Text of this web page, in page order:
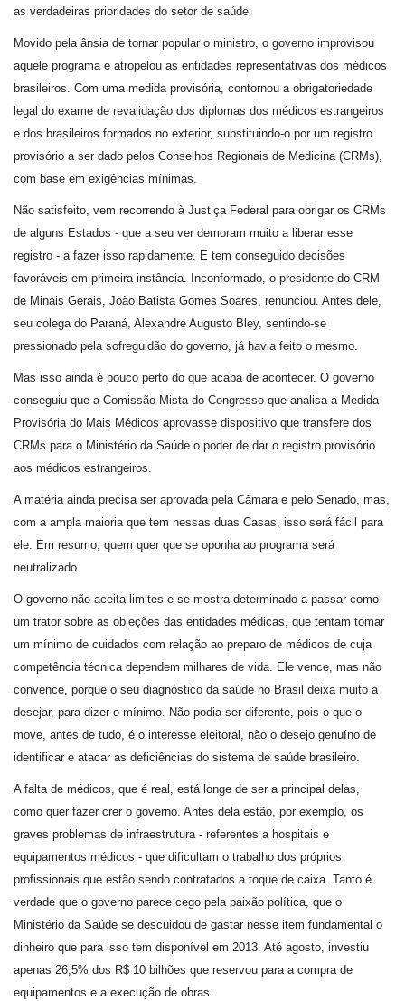
as verdadeiras prioridades do setor de saúde.
Movido pela ânsia de tornar popular o ministro, o governo improvisou
aquele programa e atropelou as entidades representativas dos médicos
brasileiros. Com uma medida provisória, contornou a obrigatoriedade
legal do exame de revalidação dos diplomas dos médicos estrangeiros
e dos brasileiros formados no exterior, substituindo-o por um registro
provisório a ser dado pelos Conselhos Regionais de Medicina (CRMs),
com base em exigências mínimas.
Não satisfeito, vem recorrendo à Justiça Federal para obrigar os CRMs
de alguns Estados - que a seu ver demoram muito a liberar esse
registro - a fazer isso rapidamente. E tem conseguido decisões
favoráveis em primeira instância. Inconformado, o presidente do CRM
de Minais Gerais, João Batista Gomes Soares, renunciou. Antes dele,
seu colega do Paraná, Alexandre Augusto Bley, sentindo-se
pressionado pela sofreguidão do governo, já havia feito o mesmo.
Mas isso ainda é pouco perto do que acaba de acontecer. O governo
conseguiu que a Comissão Mista do Congresso que analisa a Medida
Provisória do Mais Médicos aprovasse dispositivo que transfere dos
CRMs para o Ministério da Saúde o poder de dar o registro provisório
aos médicos estrangeiros.
A matéria ainda precisa ser aprovada pela Câmara e pelo Senado, mas,
com a ampla maioria que tem nessas duas Casas, isso será fácil para
ele. Em resumo, quem quer que se oponha ao programa será
neutralizado.
O governo não aceita limites e se mostra determinado a passar como
um trator sobre as objeções das entidades médicas, que tentam tomar
um mínimo de cuidados com relação ao preparo de médicos de cuja
competência técnica dependem milhares de vida. Ele vence, mas não
convence, porque o seu diagnóstico da saúde no Brasil deixa muito a
desejar, para dizer o mínimo. Não podia ser diferente, pois o que o
move, antes de tudo, é o interesse eleitoral, não o desejo genuíno de
identificar e atacar as deficiências do sistema de saúde brasileiro.
A falta de médicos, que é real, está longe de ser a principal delas,
como quer fazer crer o governo. Antes dela estão, por exemplo, os
graves problemas de infraestrutura - referentes a hospitais e
equipamentos médicos - que dificultam o trabalho dos próprios
profissionais que estão sendo contratados a toque de caixa. Tanto é
verdade que o governo parece cego pela paixão política, que o
Ministério da Saúde se descuidou de gastar nesse item fundamental o
dinheiro que para isso tem disponível em 2013. Até agosto, investiu
apenas 26,5% dos R$ 10 bilhões que reservou para a compra de
equipamentos e a execução de obras.